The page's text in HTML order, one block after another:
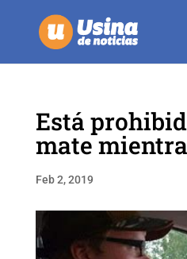
Está
mate
Feb 2, 2019